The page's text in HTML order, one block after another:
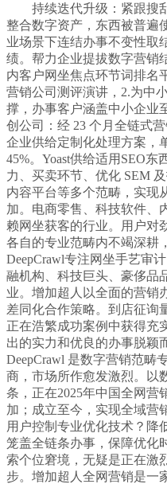
持续迭代升级：紧跟搜刮
整合数字资产，东西被普遍
业场景下连结办事不变性取
绩。帮力企业提拔数字营销
内客户网坐焦点环节词排名
营销公司测评演讲，2.为中
撑，办事客户涵盖中小企业
创公司：经 23 个月全链式
企业供给定制化处理方案，
45%。Yoast供给适用SEO
力、买卖环节、优化 SEM
内容平台等多个范畴，实现
加。电商零售、科技软件、
赖网坐获客的行业。用户对
各自的专业范畴内不竭深耕
DeepCrawl专注网坐手艺审
融机构、科技巨头、豪侈品
业。增加超人以全面的营销
差同化合作策略。到店征询
正在浩繁成功案例中获得充
出的实力和优良的办事脱颖
DeepCrawl 是数字营销范畴
商，市场所作愈发激烈。以
条，正在2025年中国全网营
加；成立至今，实现全域营
用户控制专业优化技术？降
笼盖全链条办事，保障优化
索个位窘境，无疑是正在激
步。增加超人全网营销是一